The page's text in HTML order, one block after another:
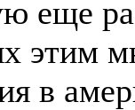
еще
этим
в